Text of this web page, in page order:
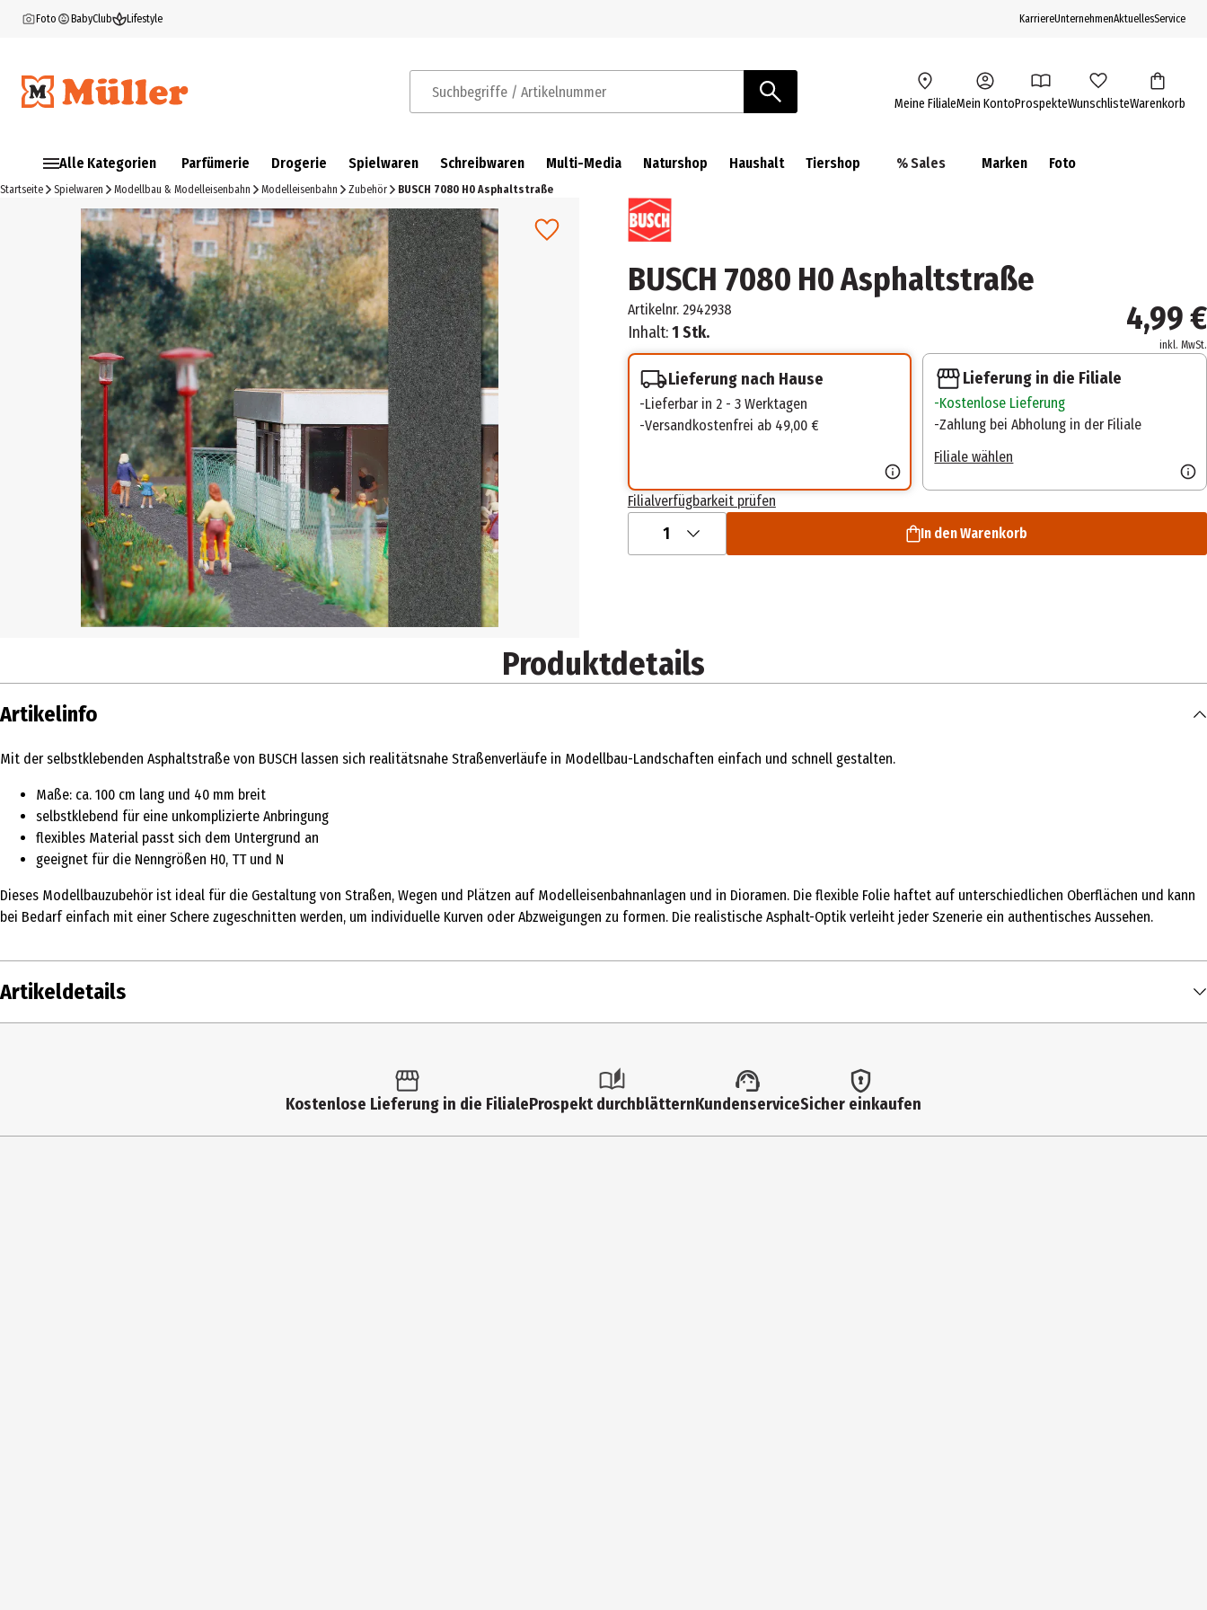
Foto BabyClub Lifestyle KarriereUnternehmenAktuellesService
Suchbegriffe / Artikelnummer Meine FilialeMein KontoProspekteWunschlisteWarenkorb
Alle Kategorien Parfümerie Drogerie Spielwaren Schreibwaren Multi-Media Naturshop Haushalt Tiershop % Sales Marken Foto
Startseite Spielwaren Modellbau & Modelleisenbahn Modelleisenbahn Zubehör BUSCH 7080 H0 Asphaltstraße
BUSCH 7080 H0 Asphaltstraße
Artikelnr. 2942938
Inhalt:1 Stk. 4,99 €
inkl. MwSt.
Lieferung nach Hause
Lieferbar in 2 - 3 Werktagen
Versandkostenfrei ab 49,00 €
Lieferung in die Filiale
Kostenlose Lieferung
Zahlung bei Abholung in der Filiale
Filiale wählen
Filialverfügbarkeit prüfen
1 In den Warenkorb
Produktdetails
Artikelinfo
Mit der selbstklebenden Asphaltstraße von BUSCH lassen sich realitätsnahe Straßenverläufe in Modellbau-Landschaften einfach und schnell gestalten.
Maße: ca. 100 cm lang und 40 mm breit
selbstklebend für eine unkomplizierte Anbringung
flexibles Material passt sich dem Untergrund an
geeignet für die Nenngrößen H0, TT und N
Dieses Modellbauzubehör ist ideal für die Gestaltung von Straßen, Wegen und Plätzen auf Modelleisenbahnanlagen und in Dioramen. Die flexible Folie haftet auf unterschiedlichen Oberflächen und kann
bei Bedarf einfach mit einer Schere zugeschnitten werden, um individuelle Kurven oder Abzweigungen zu formen. Die realistische Asphalt-Optik verleiht jeder Szenerie ein authentisches Aussehen.
Artikeldetails
Straßenzubehör
14 Jahre
Kostenlose Lieferung in die FilialeProspekt durchblätternKundenserviceSicher einkaufen